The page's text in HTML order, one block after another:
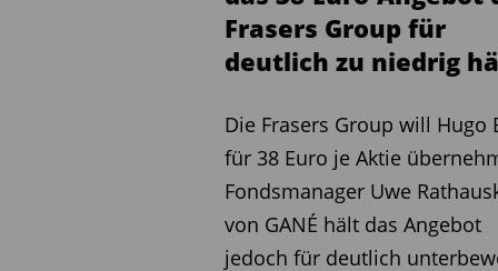
führt zu Preisdruck.
Auto-Index eingebrochen
Der DAXsector
gefallen, und die
2021 um rund 70 %
ist es bemerkenswert,
Frasers Group für
deutlich zu niedrig
Die Frasers Group will Hugo
für 38 Euro je Aktie
Fondsmanager Uwe
von GANÉ hält das Angebot
jedoch für deutlich